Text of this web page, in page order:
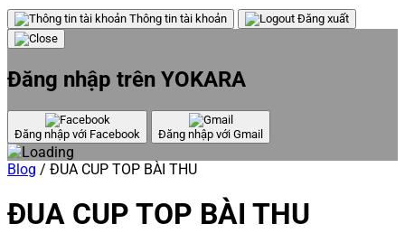
Thông tin tài khoản Đăng xuất
Đăng nhập trên YOKARA
Đăng nhập với Facebook Đăng nhập với Gmail
Blog / ĐUA CUP TOP BÀI THU
ĐUA CUP TOP BÀI THU